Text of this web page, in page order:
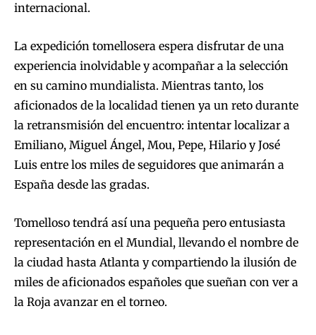
internacional.
La expedición tomellosera espera disfrutar de una
experiencia inolvidable y acompañar a la selección
en su camino mundialista. Mientras tanto, los
aficionados de la localidad tienen ya un reto durante
la retransmisión del encuentro: intentar localizar a
Emiliano, Miguel Ángel, Mou, Pepe, Hilario y José
Luis entre los miles de seguidores que animarán a
España desde las gradas.
Tomelloso tendrá así una pequeña pero entusiasta
representación en el Mundial, llevando el nombre de
la ciudad hasta Atlanta y compartiendo la ilusión de
miles de aficionados españoles que sueñan con ver a
la Roja avanzar en el torneo.